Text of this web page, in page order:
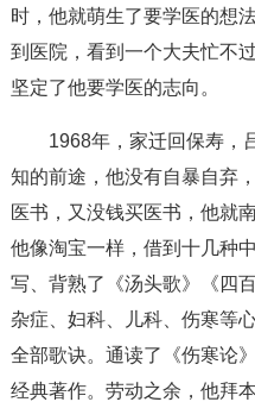
时，他就萌生了要学医的想
到医院，看到一个大夫忙不
坚定了他要学医的志向。
1968年，家迁回保寿，
知的前途，他没有自暴自弃
医书，又没钱买医书，他就
他像淘宝一样，借到十几种
写、背熟了《汤头歌》《四
杂症、妇科、儿科、伤寒等
全部歌诀。通读了《伤寒论
经典著作。劳动之余，他拜